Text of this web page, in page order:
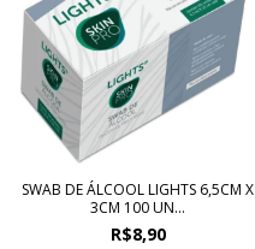
SWAB DE ÁLCOOL LIGHTS 6,5CM X
3CM 100 UN...
R$8,90